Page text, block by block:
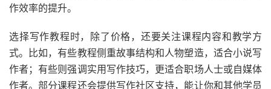
作效率的提升。
选择写作教程时，除了价格，还要关注课程内容和教学方
式。比如，有些教程侧重故事结构和人物塑造，适合小说写
作者；有些则强调实用写作技巧，更适合职场人士或自媒体
作者。部分课程还会提供写作社区支持，能让你和其他学员